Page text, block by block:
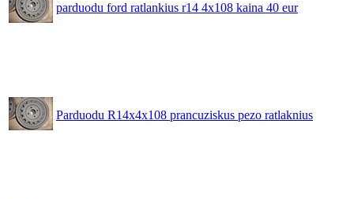
parduodu ford ratlankius r14 4x108 kaina 40 eur
Parduodu R14x4x108 prancuziskus pezo ratlaknius